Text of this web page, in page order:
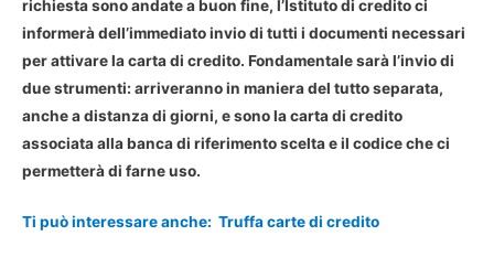
richiesta sono andate a buon fine, l’Istituto di credito ci
informerà dell’immediato invio di tutti i documenti necessari
perattivare la carta di credito. Fondamentale sarà l’invio di
due strumenti: arriveranno in maniera del tutto separata,
anche a distanza di giorni, e sono la carta di credito
associata alla banca di riferimento scelta e il codice che ci
permetterà di farne uso.
Ti può interessare anche: Truffa carte di credito